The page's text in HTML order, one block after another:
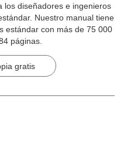
los diseñadores e ingenieros
Nuestro manual tiene
estándar con más de 75 000
páginas.
gratis